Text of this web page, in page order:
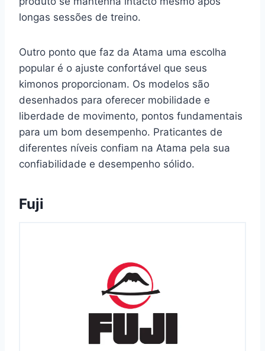
longas sessões de treino.
Outro ponto que faz da Atama uma escolha
popular é o ajuste confortável que seus
kimonos proporcionam. Os modelos são
desenhados para oferecer mobilidade e
liberdade de movimento, pontos fundamentais
para um bom desempenho. Praticantes de
diferentes níveis confiam na Atama pela sua
confiabilidade e desempenho sólido.
Fuji